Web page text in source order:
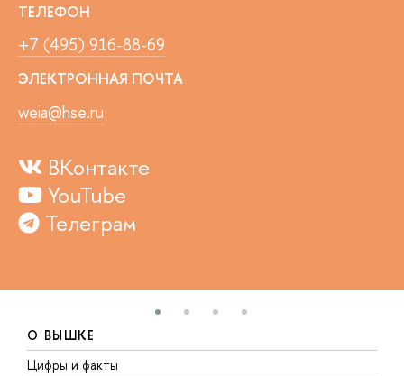
ТЕЛЕФОН
+7 (495) 916-88-69
ЭЛЕКТРОННАЯ ПОЧТА
weia@hse.ru
ВКонтакте
YouTube
Телеграм
О ВЫШКЕ
Цифры и факты